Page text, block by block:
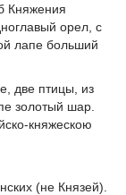
Княжения
орел, с
лапе больший
две птицы, из
золотый шар.
княжескою
(не Князей).